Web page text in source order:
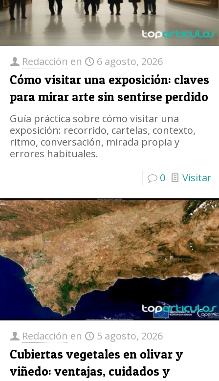
Redacción en 6 agosto, 2026
Cómo visitar una exposición: claves
para mirar arte sin sentirse perdido
Guía práctica sobre cómo visitar una
exposición: recorrido, cartelas, contexto,
ritmo, conversación, mirada propia y
errores habituales.
0
Visitar
Redacción en 5 agosto, 2026
Cubiertas vegetales en olivar y
viñedo: ventajas, cuidados y